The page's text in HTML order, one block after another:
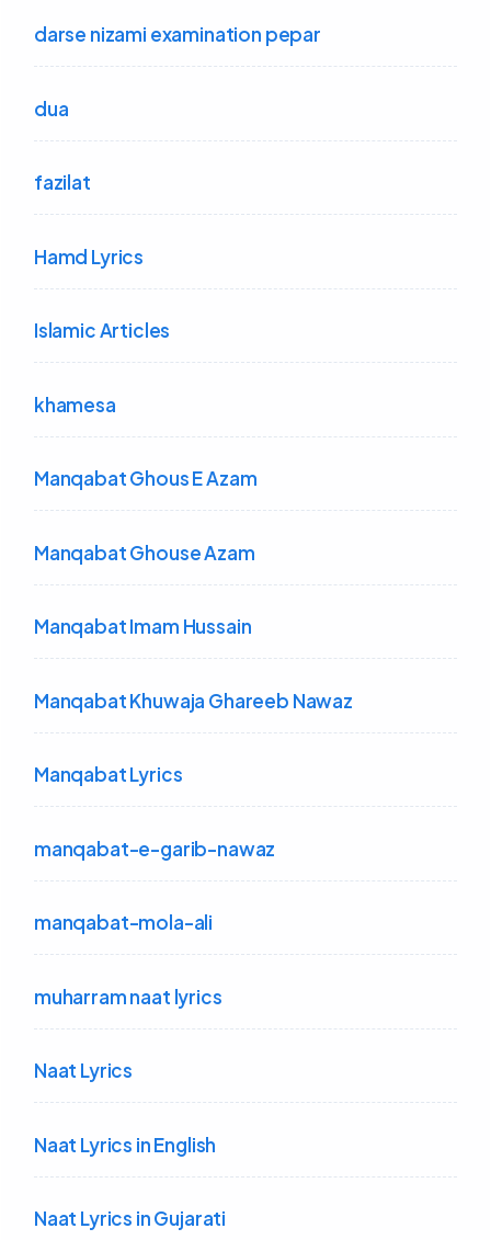
darse nizami examination pepar
dua
fazilat
Hamd Lyrics
Islamic Articles
khamesa
Manqabat Ghous E Azam
Manqabat Ghouse Azam
Manqabat Imam Hussain
Manqabat Khuwaja Ghareeb Nawaz
Manqabat Lyrics
manqabat-e-garib-nawaz
manqabat-mola-ali
muharram naat lyrics
Naat Lyrics
Naat Lyrics in English
Naat Lyrics in Gujarati